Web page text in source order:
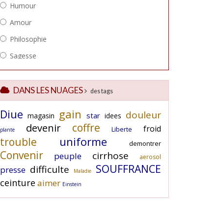
DANS LES NUAGES des tags
Diue magasin gain star idees douleur
plante devenir coffre Liberte froid
trouble uniforme demontrer
Convenir peuple cirrhose aerosol
presse difficulte Maladie SOUFFRANCE
ceinture aimer Einstein